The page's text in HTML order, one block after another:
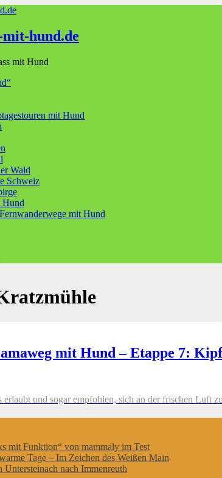
mit-hund.de
mit Hund
mit Hund
Wald
Schweiz
Hund
mit Hund
mit Hund – Etappe 7:
erlaubt und sogar empfohlen, sich an der frischen Luft
mit Funktion“ von mammaly im Test
Tage – Im Zeichen des Weißen Main
nach Immenreuth